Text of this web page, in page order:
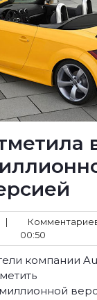
27.03.2023
|
00:50
компании